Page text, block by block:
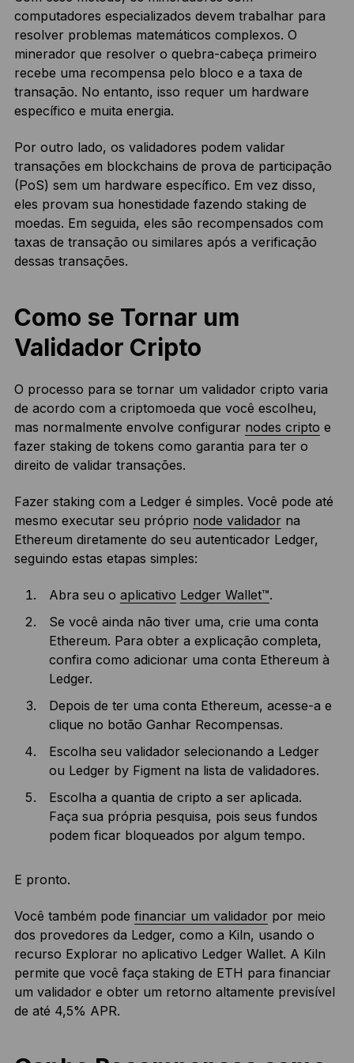
computadores especializados devem trabalhar para
resolver problemas matemáticos complexos. O
minerador que resolver o quebra-cabeça primeiro
recebe uma recompensa pelo bloco e a taxa de
transação. No entanto, isso requer um hardware
específico e muita energia.
Por outro lado, os validadores podem validar
transações em blockchains de prova de participação
(PoS) sem um hardware específico. Em vez disso,
eles provam sua honestidade fazendo staking de
moedas. Em seguida, eles são recompensados com
taxas de transação ou similares após a verificação
dessas transações.
Como se Tornar um
Validador Cripto
O processo para se tornar um validador cripto varia
de acordo com a criptomoeda que você escolheu,
mas normalmente envolve configurar nodes cripto e
fazer staking de tokens como garantia para ter o
direito de validar transações.
Fazer staking com a Ledger é simples. Você pode até
mesmo executar seu próprio node validador na
Ethereum diretamente do seu autenticador Ledger,
seguindo estas etapas simples:
Abra seu o aplicativo Ledger Wallet™.
Se você ainda não tiver uma, crie uma conta
Ethereum. Para obter a explicação completa,
confira como adicionar uma conta Ethereum à
Ledger.
Depois de ter uma conta Ethereum, acesse-a e
clique no botão Ganhar Recompensas.
Escolha seu validador selecionando a Ledger
ou Ledger by Figment na lista de validadores.
Escolha a quantia de cripto a ser aplicada.
Faça sua própria pesquisa, pois seus fundos
podem ficar bloqueados por algum tempo.
E pronto.
Você também pode financiar um validador por meio
dos provedores da Ledger, como a Kiln, usando o
recurso Explorar no aplicativo Ledger Wallet. A Kiln
permite que você faça staking de ETH para financiar
um validador e obter um retorno altamente previsível
de até 4,5% APR.